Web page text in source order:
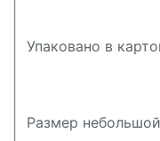
Упаковано в
Размер